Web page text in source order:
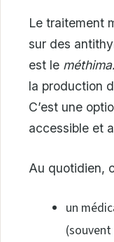
Le traitement
sur des
est le
la production
C’est une
accessible et
Au quotidien,
un